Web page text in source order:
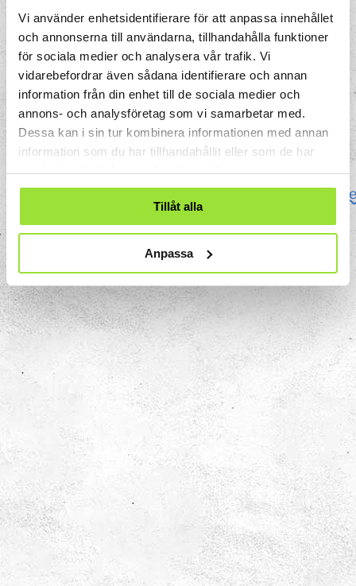
Vi använder enhetsidentifierare för att anpassa innehållet
och annonserna till användarna, tillhandahålla funktioner
för sociala medier och analysera vår trafik. Vi
vidarebefordrar även sådana identifierare och annan
information från din enhet till de sociala medier och
annons- och analysföretag som vi samarbetar med.
Dessa kan i sin tur kombinera informationen med annan
information som du har tillhandahållit eller som de har
samlat in när du har använt deras tjänster.
Tillåt alla
Anpassa
vi gör innebär skillnad. Programmet avser
också att bidra till förmågan att upptäcka
och utforska teknik i vardagen.
Tidsåtgång: ca 60-90 minuter, vilket kan
anpassas efter ålder och önskemål.
Pedagog erbjuder skolprogram på Tom
Tits eller i era egna